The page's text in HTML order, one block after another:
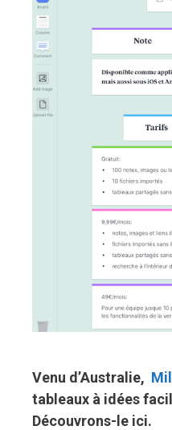
Venu d’Australie,
tableaux à idées
Découvrons-le ici.